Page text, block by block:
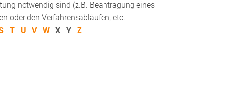
notwendig sind (z.B. Beantragung eines
oder den Verfahrensabläufen, etc.
T U V W X Y Z